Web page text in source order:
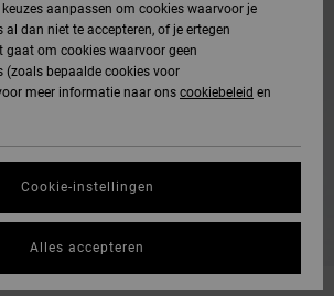
aanpassen om cookies waarvoor je
dan niet te accepteren, of je ertegen
gaat om cookies waarvoor geen
bepaalde cookies voor
meer informatie naar ons cookiebeleid en
Cookie-instellingen
Alles accepteren